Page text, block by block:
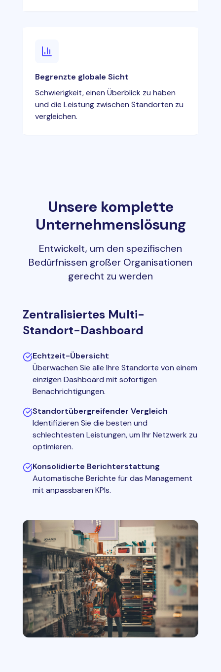
Begrenzte globale Sicht
Schwierigkeit, einen Überblick zu haben
und die Leistung zwischen Standorten zu
vergleichen.
Unsere komplette
Unternehmenslösung
Entwickelt, um den spezifischen
Bedürfnissen großer Organisationen
gerecht zu werden
Zentralisiertes Multi-
Standort-Dashboard
Echtzeit-Übersicht
Überwachen Sie alle Ihre Standorte von einem
einzigen Dashboard mit sofortigen
Benachrichtigungen.
Standortübergreifender Vergleich
Identifizieren Sie die besten und
schlechtesten Leistungen, um Ihr Netzwerk zu
optimieren.
Konsolidierte Berichterstattung
Automatische Berichte für das Management
mit anpassbaren KPIs.